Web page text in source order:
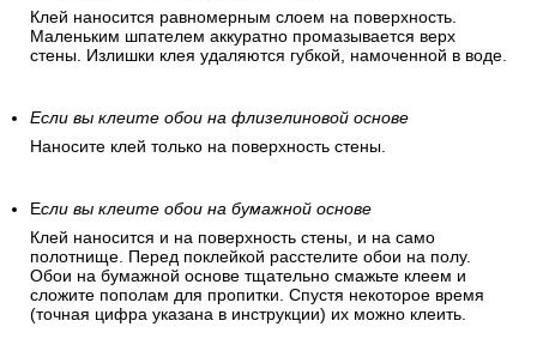
Клей наносится равномерным слоем на поверхность.
Маленьким шпателем аккуратно промазывается верх
стены. Излишки клея удаляются губкой, намоченной в воде.
Если вы клеите обои на флизелиновой основе
Наносите клей только на поверхность стены.
Если вы клеите обои на бумажной основе
Клей наносится и на поверхность стены, и на само
полотнище. Перед поклейкой расстелите обои на полу.
Обои на бумажной основе тщательно смажьте клеем и
сложите пополам для пропитки. Спустя некоторое время
(точная цифра указана в инструкции) их можно клеить.